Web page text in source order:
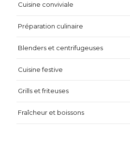
Cuisine conviviale
Préparation culinaire
Blenders et centrifugeuses
Cuisine festive
Grills et friteuses
Fraîcheur et boissons